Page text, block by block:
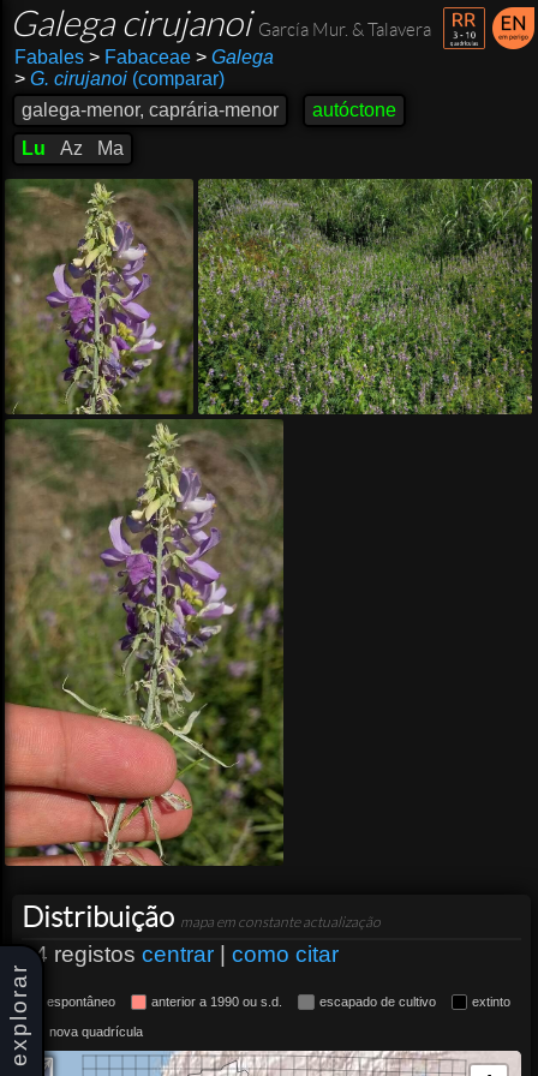
explorar
Galega cirujanoi García Mur. & Talavera
Fabales >Fabaceae > Galega
> G. cirujanoi(comparar)
galega-menor, caprária-menor
autóctone
Lu
Az Ma
Distribuição mapa em constante actualização
14 registos centrar | como citar
espontâneo anterior a 1990 ou s.d. escapado de cultivo extinto
nova quadrícula